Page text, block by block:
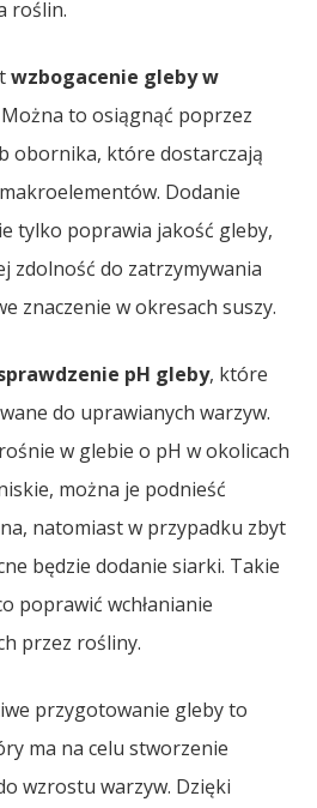
roślin.
wzbogacenie gleby w
Można to osiągnąć poprzez
obornika, które dostarczają
Dodanie
tylko poprawia jakość gleby,
zdolność do zatrzymywania
znaczenie w okresach suszy.
pH gleby, które
do uprawianych warzyw.
w glebie o pH w okolicach
można je podnieść
natomiast w przypadku zbyt
będzie dodanie siarki. Takie
poprawić wchłanianie
przez rośliny.
przygotowanie gleby to
ma na celu stworzenie
wzrostu warzyw. Dzięki